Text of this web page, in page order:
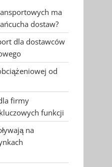
ma
dostaw?
dla dostawców
od
firmy
funkcji
na